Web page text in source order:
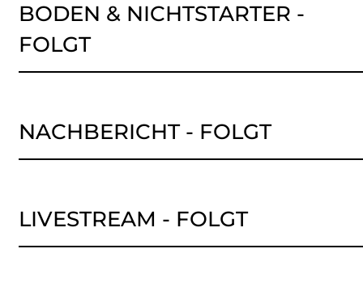
BODEN & NICHTSTARTER -
FOLGT
NACHBERICHT - FOLGT
LIVESTREAM - FOLGT